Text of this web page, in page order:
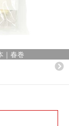
｜春巻